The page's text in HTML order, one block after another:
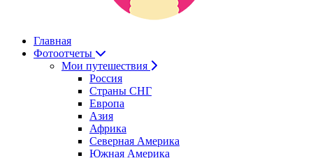
Главная
Фотоотчеты
Мои путешествия
Россия
Страны СНГ
Европа
Азия
Африка
Северная Америка
Южная Америка